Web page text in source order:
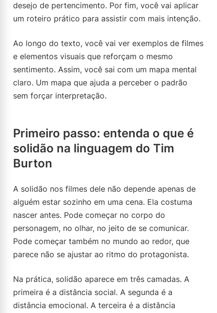
desejo de pertencimento. Por fim, você vai aplicar
um roteiro prático para assistir com mais intenção.
Ao longo do texto, você vai ver exemplos de filmes
e elementos visuais que reforçam o mesmo
sentimento. Assim, você sai com um mapa mental
claro. Um mapa que ajuda a perceber o padrão
sem forçar interpretação.
Primeiro passo: entenda o que é
solidão na linguagem do Tim
Burton
A solidão nos filmes dele não depende apenas de
alguém estar sozinho em uma cena. Ela costuma
nascer antes. Pode começar no corpo do
personagem, no olhar, no jeito de se comunicar.
Pode começar também no mundo ao redor, que
parece não se ajustar ao ritmo do protagonista.
Na prática, solidão aparece em três camadas. A
primeira é a distância social. A segunda é a
distância emocional. A terceira é a distância